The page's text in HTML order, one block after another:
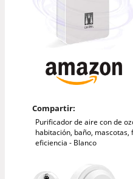
Compartir:
Purificador de aire con de
habitación, baño,
eficiencia - Blanco